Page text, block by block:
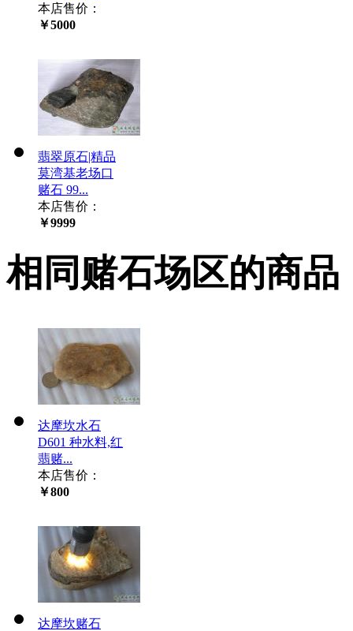
本店售价：
￥5000
翡翠原石|精品
莫湾基老场口
赌石 99...
本店售价：
￥9999
相同赌石场区的商品
达摩坎水石
D601 种水料,红
翡赌...
本店售价：
￥800
达摩坎赌石